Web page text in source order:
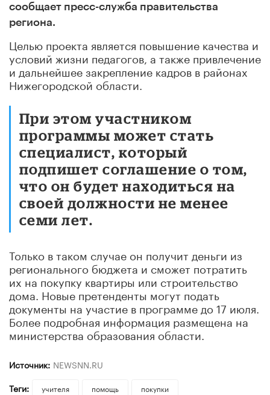
сообщает пресс-служба правительства
региона.
Целью проекта является повышение качества и
условий жизни педагогов, а также привлечение
и дальнейшее закрепление кадров в районах
Нижегородской области.
При этом участником
программы может стать
специалист, который
подпишет соглашение о том,
что он будет находиться на
своей должности не менее
семи лет.
Только в таком случае он получит деньги из
регионального бюджета и сможет потратить
их на покупку квартиры или строительство
дома. Новые претенденты могут подать
документы на участие в программе до 17 июля.
Более подробная информация размещена на
министерства образования области.
Источник: NEWSNN.RU
Теги:
учителя помощь
покупки